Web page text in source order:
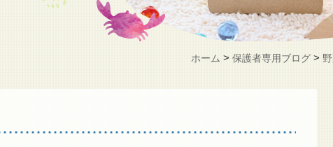
ホーム >保護者専用ブログ >